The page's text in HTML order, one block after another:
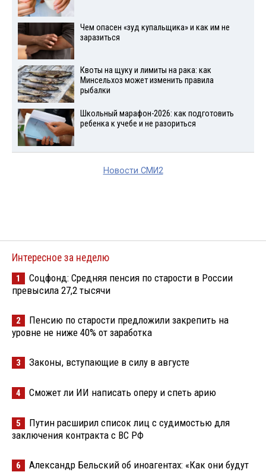
Чем опасен «зуд купальщика» и как им не
заразиться
Квоты на щуку и лимиты на рака: как
Минсельхоз может изменить правила
рыбалки
Школьный марафон-2026: как подготовить
ребенка к учебе и не разориться
Новости СМИ2
Интересное за неделю
1
Соцфонд: Средняя пенсия по старости в России
превысила 27,2 тысячи
2
Пенсию по старости предложили закрепить на
уровне не ниже 40% от заработка
3 Законы, вступающие в силу в августе
4 Сможет ли ИИ написать оперу и спеть арию
5
Путин расширил список лиц с судимостью для
заключения контракта с ВС РФ
6
Александр Бельский об иноагентах: «Как они будут